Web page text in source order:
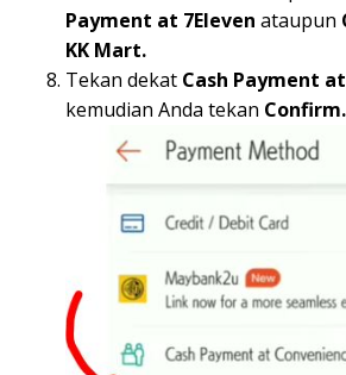
Payment at 7Eleven ataupun
KK Mart.
Tekan dekat Cash Payment
kemudian Anda tekan Confirm.